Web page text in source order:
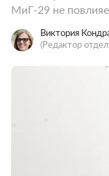
МиГ-29 не
Виктория
(Редактор